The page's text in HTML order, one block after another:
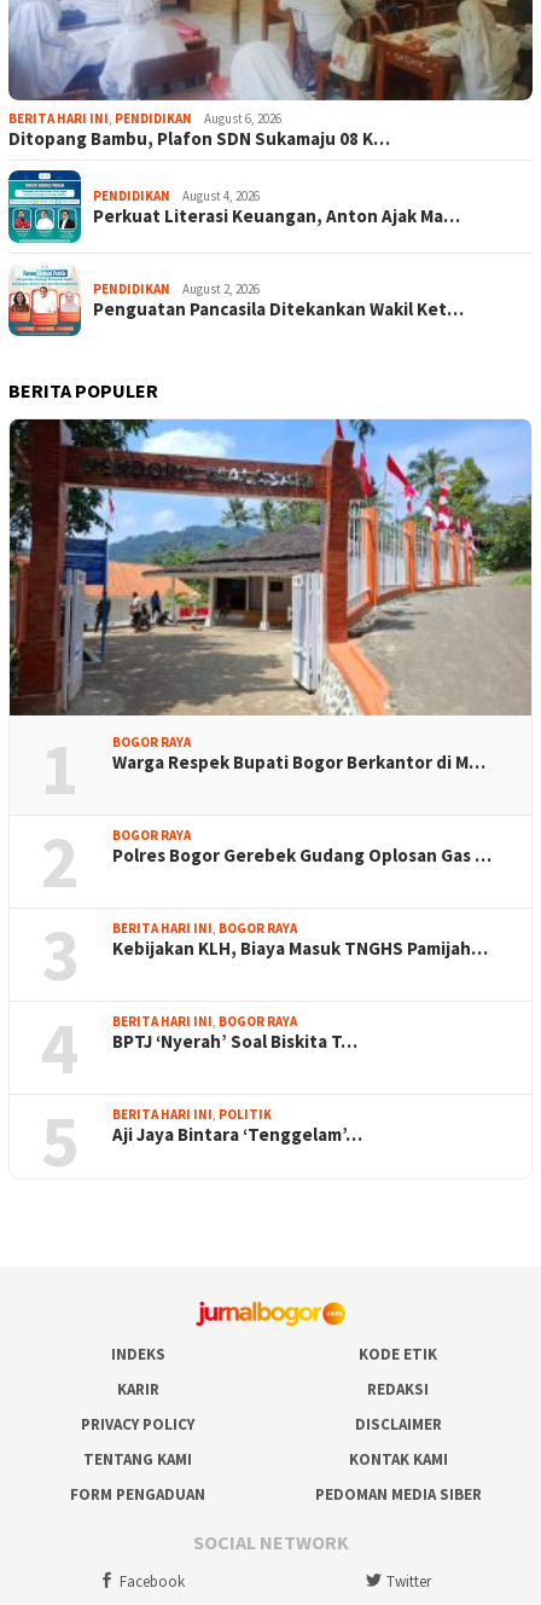
BERITA HARI INI PENDIDIKAN August 6, 2026
Ditopang Bambu, Plafon SDN Sukamaju 08 K…
PENDIDIKAN August 4, 2026
Perkuat Literasi Keuangan, Anton Ajak Ma…
PENDIDIKAN August 2, 2026
Penguatan Pancasila Ditekankan Wakil Ket…
BERITA POPULER
1 BOGOR RAYA
Warga Respek Bupati Bogor Berkantor di M…
2 BOGOR RAYA
Polres Bogor Gerebek Gudang Oplosan Gas …
3 BERITA HARI INI, BOGOR RAYA
Kebijakan KLH, Biaya Masuk TNGHS Pamijah…
4 BERITA HARI INI, BOGOR RAYA
BPTJ ‘Nyerah’ Soal Biskita T…
5 BERITA HARI INI, POLITIK
Aji Jaya Bintara ‘Tenggelam’…
INDEKS
KODE ETIK
KARIR
REDAKSI
PRIVACY POLICY
DISCLAIMER
TENTANG KAMI
KONTAK KAMI
FORM PENGADUAN
PEDOMAN MEDIA SIBER
SOCIAL NETWORK
Facebook Twitter